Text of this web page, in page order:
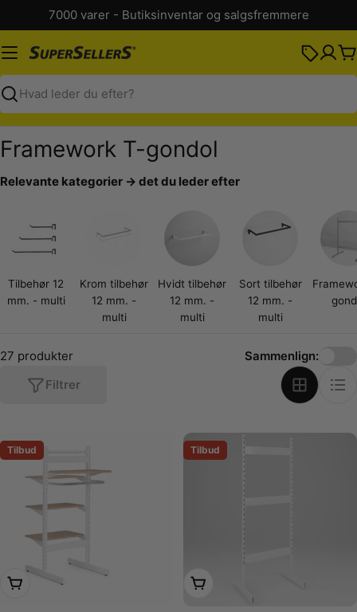
til
indhold
7000 varer - Butiksinventar og salgsfremmere
Søg
K
o
k
o
Framework T-gondol
Relevante kategorier → det du leder efter
Tilbehør 12
mm. - multi
Krom tilbehør
12 mm. -
multi
Hvidt tilbehør
12 mm. -
multi
Sort tilbehør
12 mm. -
multi
27 produkter
Filtrer
Sammenlign:
Tilbud
Læg i kurv
Tilbud
Læg i kurv